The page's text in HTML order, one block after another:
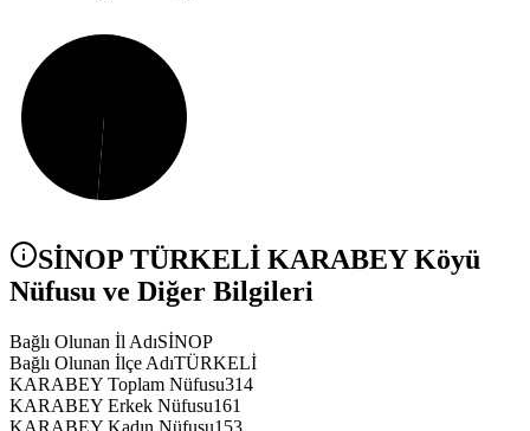
SİNOP TÜRKELİ KARABEYKöyü
Nüfusu ve Diğer Bilgileri
Bağlı Olunan İl AdıSİNOP
Bağlı Olunan İlçe AdıTÜRKELİ
KARABEY Toplam Nüfusu314
KARABEY Erkek Nüfusu161